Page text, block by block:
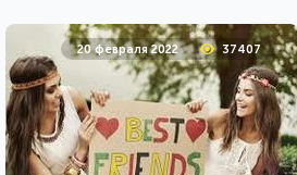
20 февраля 2022 37407